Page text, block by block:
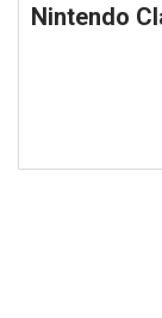
Nintendo